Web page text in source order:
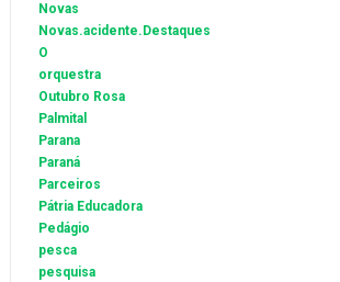
Novas
Novas.acidente.Destaques
O
orquestra
Outubro Rosa
Palmital
Parana
Paraná
Parceiros
Pátria Educadora
Pedágio
pesca
pesquisa